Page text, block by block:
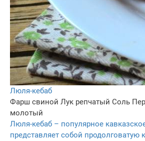
Люля-кебаб
Фарш свиной Лук репчатый Соль
молотый
Люля-кебаб – популярное
представляет собой продолговатую